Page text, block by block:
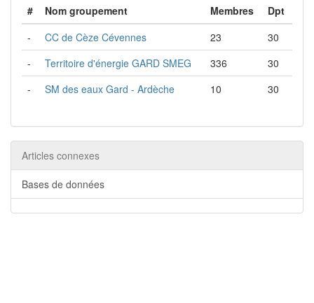
# Nom groupement Membres
Dpt
-
CC de Cèze Cévennes 23
30
-
Territoire d'énergie GARD SMEG 336
30
-
SM des eaux Gard - Ardèche 10 30
Articles connexes
Bases de données